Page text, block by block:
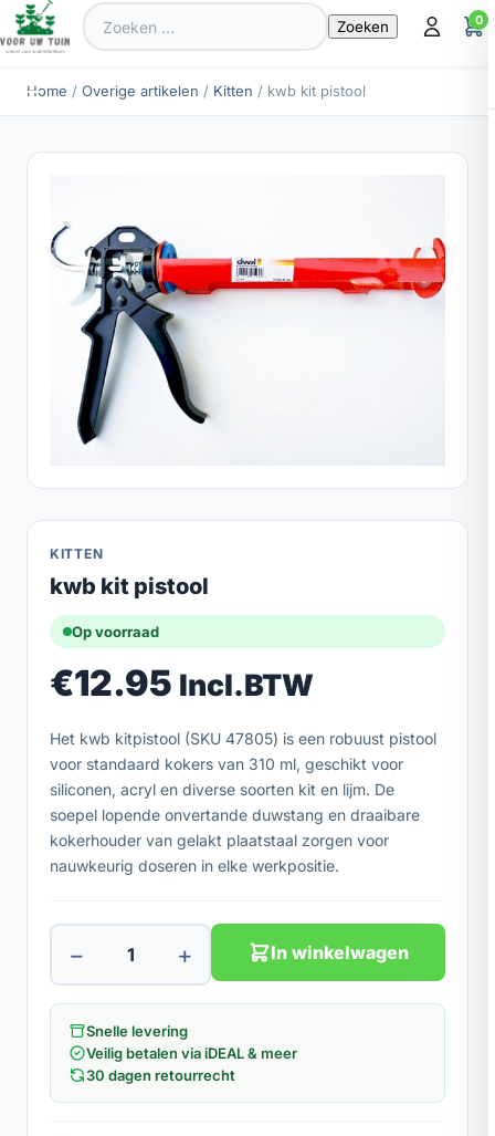
Zoeken
naar:
0
Home / Overige artikelen / Kitten / kwb kit pistool
KITTEN
kwb kit pistool
Op voorraad
€12.95 Incl.BTW
Het kwb kitpistool (SKU 47805) is een robuust pistool
voor standaard kokers van 310 ml, geschikt voor
siliconen, acryl en diverse soorten kit en lijm. De
soepel lopende onvertande duwstang en draaibare
kokerhouder van gelakt plaatstaal zorgen voor
nauwkeurig doseren in elke werkpositie.
− + In winkelwagen
Snelle levering
Veilig betalen via iDEAL & meer
30 dagen retourrecht